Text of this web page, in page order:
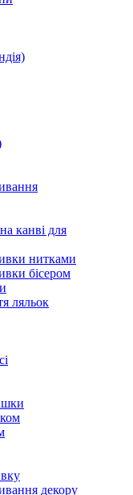
канві для
нитками
бісером
ляльок
декору